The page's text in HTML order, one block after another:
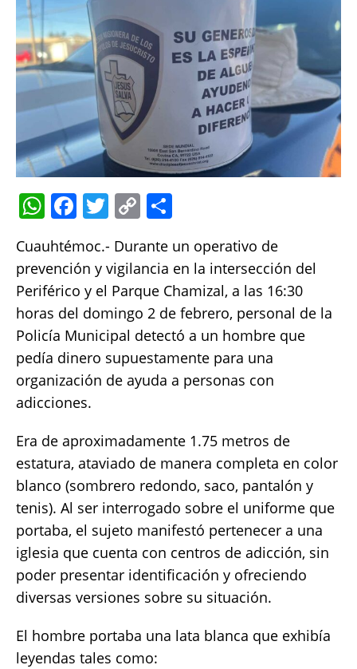
W
h
at
s
A
p
p
F
c
e
b
o
o
k
T
it
te
r
C
p
y
Li
n
k
a
re
Cuauhtémoc.- Durante un operativo de
prevención y vigilancia en la intersección del
Periférico y el Parque Chamizal, a las 16:30
horas del domingo 2 de febrero, personal de la
Policía Municipal detectó a un hombre que
pedía dinero supuestamente para una
organización de ayuda a personas con
adicciones.
Era de aproximadamente 1.75 metros de
estatura, ataviado de manera completa en color
blanco (sombrero redondo, saco, pantalón y
tenis). Al ser interrogado sobre el uniforme que
portaba, el sujeto manifestó pertenecer a una
iglesia que cuenta con centros de adicción, sin
poder presentar identificación y ofreciendo
diversas versiones sobre su situación.
El hombre portaba una lata blanca que exhibía
leyendas tales como: